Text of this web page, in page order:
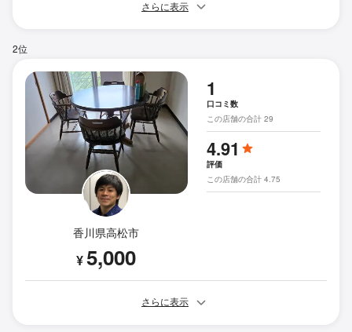
さらに表示
2位
香川県高松市
¥5,000
1
口コミ数
この店舗の合計 29
4.91
評価
この店舗の合計 4.75
さらに表示